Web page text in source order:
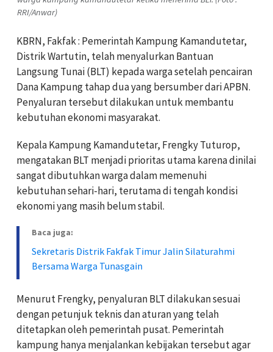
RRI/Anwar)
KBRN, Fakfak : Pemerintah Kampung Kamandutetar,
Distrik Wartutin, telah menyalurkan Bantuan
Langsung Tunai (BLT) kepada warga setelah pencairan
Dana Kampung tahap dua yang bersumber dari APBN.
Penyaluran tersebut dilakukan untuk membantu
kebutuhan ekonomi masyarakat.
Kepala Kampung Kamandutetar, Frengky Tuturop,
mengatakan BLT menjadi prioritas utama karena dinilai
sangat dibutuhkan warga dalam memenuhi
kebutuhan sehari-hari, terutama di tengah kondisi
ekonomi yang masih belum stabil.
Baca juga:
Sekretaris Distrik Fakfak Timur Jalin Silaturahmi
Bersama Warga Tunasgain
Menurut Frengky, penyaluran BLT dilakukan sesuai
dengan petunjuk teknis dan aturan yang telah
ditetapkan oleh pemerintah pusat. Pemerintah
kampung hanya menjalankan kebijakan tersebut agar